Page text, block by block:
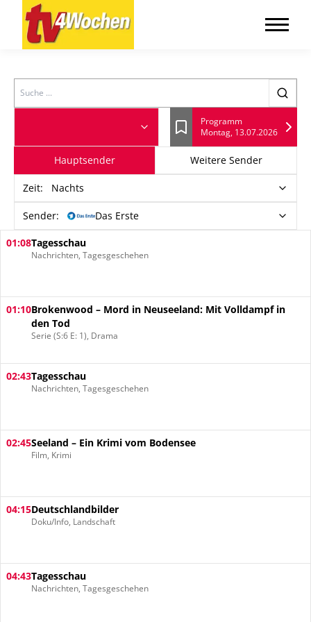
Search
Lesezeichen
Programm
Montag, 13.07.2026
Hauptsender Weitere Sender
Zeit: Nachts
Sender: Das Erste
01:08Tagesschau
Nachrichten, Tagesgeschehen
01:10Brokenwood – Mord in Neuseeland: Mit Volldampf in
den Tod
Serie (S:6 E: 1), Drama
02:43Tagesschau
Nachrichten, Tagesgeschehen
02:45Seeland – Ein Krimi vom Bodensee
Film, Krimi
04:15Deutschlandbilder
Doku/Info, Landschaft
04:43Tagesschau
Nachrichten, Tagesgeschehen